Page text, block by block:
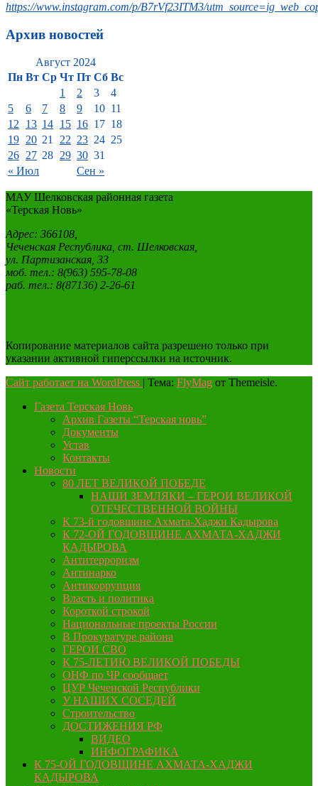
https://www.instagram.com/p/B7rVf23ITM3/
Архив новостей
Август 2024
Пн Вт Ср Чт Пт Сб Вс
« Июл Сен »
1 2 3
4
5
6 7 8 9 10 11
12
13 14 15 16 17 18
19 20 21 22 23 24 25
26 27 28 29 30 31
МАУ Шелковская районная газета
«Терская Новь»
Адрес: 366108,
Чеченская Республика, ст. Шелковская,
ул. Партизанская, 33
моб. тел.: 8(963) 595-78-08
раб. тел.: 8(87136) 2-26-61
Копирование материалов сайта разрешено только при
указании активной гиперссылки на источник.
Сайт работает на WordPress | Тема: FlyMag от Themeisle.
Газета Терская Новь
Архив Газеты “Терская новь”
Документы
Устав
Контакты
Новости
80 ЛЕТ ВЕЛИКОЙ ПОБЕДЕ
НАШИ ЗЕМЛЯКИ – ГЕРОИ ВЕЛИКОЙ
ОТЕЧЕСТВЕННОЙ ВОЙНЫ
К 73-й годовщине Ахмата-Хаджи Кадырова
К 72-ОЙ ГОДОВЩИНЕ АХМАТА-ХАДЖИ
КАДЫРОВА
Антитерроризм
Антинарко
Антикоррупция
Власть и политика
Короткой строкой
Национальные проекты России
В Прокуратуре района
ГЕРОИ СВО
К 75-ЛЕТИЮ ВЕЛИКОЙ ПОБЕДЫ
ОНФ по ЧР сообщает
ЦУР Чеченской Республики
У НАШИХ СОСЕДЕЙ
Строительство
ДОСТИЖЕНИЯ РФ
ВИДЕО
ИНФОГРАФИКА
К 75-ОЙ ГОДОВЩИНЕ АХМАТА-ХАДЖИ
КАДЫРОВА